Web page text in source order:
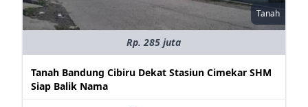
Tanah
Rp. 285 juta
Tanah Bandung Cibiru Dekat Stasiun Cimekar SHM
Siap Balik Nama